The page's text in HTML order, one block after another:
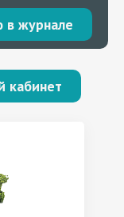
в журнале
кабинет